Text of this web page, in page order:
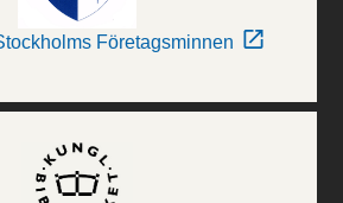
Företagsminnen